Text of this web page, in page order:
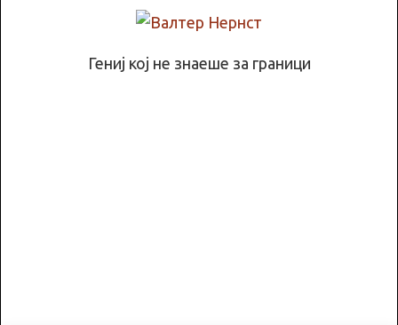
Гениј кој не знаеше за граници